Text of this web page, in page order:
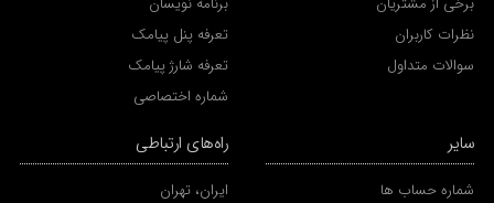
نظرات کاربران
سوالات متداول
تعرفه پنل پیامک
تعرفه شارژ پیامک
شماره اختصاصی
سایر
شماره حساب ها
راه‌های ارتباطی
ایران، تهران